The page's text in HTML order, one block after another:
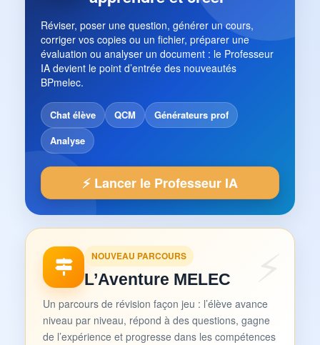
Réviser, poser une question, générer un cours,
corriger vos copies ou un fichier, préparer une
évaluation ou analyser un document : le Professeur
IA devient le point d’entrée des nouveautés
BPmelec.
Chat élève QCM
Générateurs prof
Analyse
⚡ Lancer le Professeur IA
NOUVEAU PARCOURS
L’Aventure MELEC
Un parcours de révision façon jeu : l’élève avance
niveau par niveau, répond à des questions, gagne
de l’expérience et progresse dans les compétences